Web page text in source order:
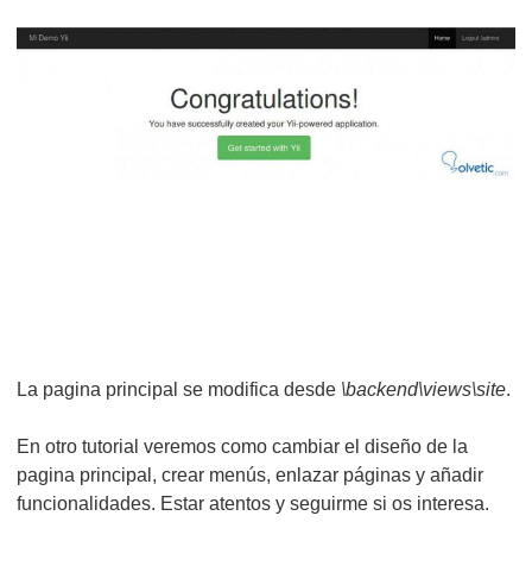
La pagina principal se modifica desde \backend\views\site.
En otro tutorial veremos como cambiar el diseño de la
pagina principal, crear menús, enlazar páginas y añadir
funcionalidades. Estar atentos y seguirme si os interesa.